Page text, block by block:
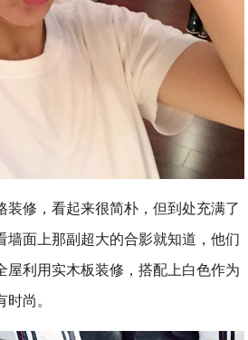
装修，看起来很简朴，但到处充满了
墙面上那副超大的合影就知道，他们
屋利用实木板装修，搭配上白色作为
尚。